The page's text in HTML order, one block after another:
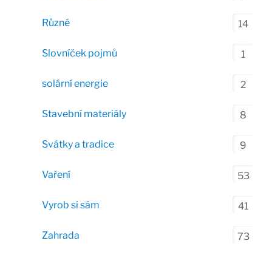
Různé 14
Slovníček pojmů 1
solární energie 2
Stavební materiály 8
Svátky a tradice 9
Vaření 53
Vyrob si sám 41
Zahrada 73